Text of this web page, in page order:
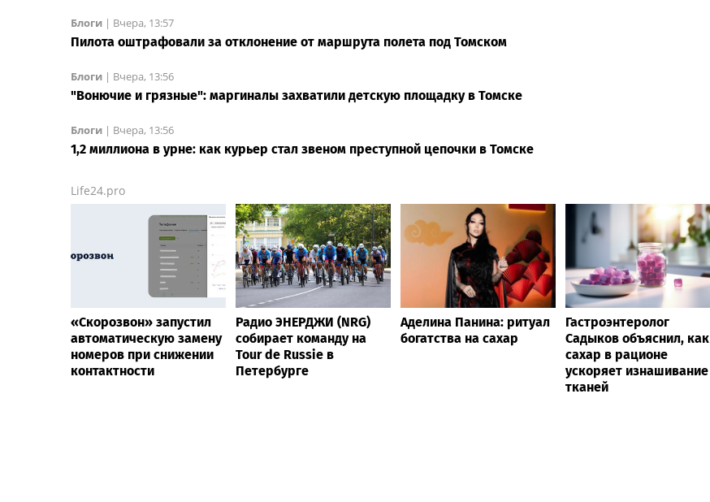
Блоги | Вчера, 13:57
Пилота оштрафовали за отклонение от маршрута полета под Томском
Блоги | Вчера, 13:56
"Вонючие и грязные": маргиналы захватили детскую площадку в Томске
Блоги | Вчера, 13:56
1,2 миллиона в урне: как курьер стал звеном преступной цепочки в Томске
Life24.pro
«Скорозвон» запустил
автоматическую замену
номеров при снижении
контактности
Радио ЭНЕРДЖИ (NRG)
собирает команду на
Tour de Russie в
Петербурге
Аделина Панина: ритуал
богатства на сахар
Гастроэнтеролог
Садыков объяснил, как
сахар в рационе
ускоряет изнашивание
тканей